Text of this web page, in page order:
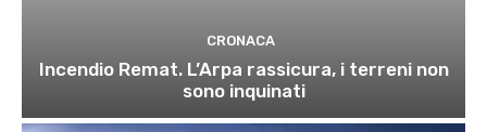
CRONACA
Incendio Remat. L’Arpa rassicura, i terreni non
sono inquinati